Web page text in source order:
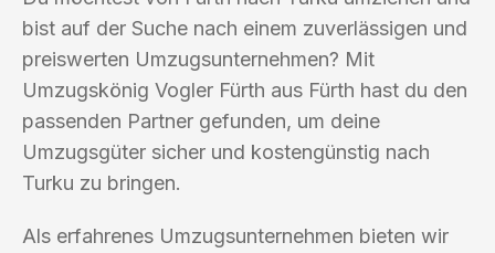
bist auf der Suche nach einem zuverlässigen und
preiswerten Umzugsunternehmen? Mit
Umzugskönig Vogler Fürth aus Fürth hast du den
passenden Partner gefunden, um deine
Umzugsgüter sicher und kostengünstig nach
Turku zu bringen.
Als erfahrenes Umzugsunternehmen bieten wir